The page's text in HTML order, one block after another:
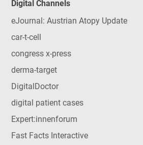
Digital Channels
eJournal: Austrian Atopy Update
car-t-cell
congress x-press
derma-target
DigitalDoctor
digital patient cases
Expert:innenforum
Fast Facts Interactive